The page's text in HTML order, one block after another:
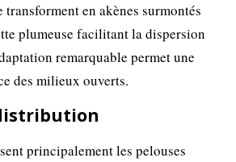
en akènes surmontés
plumeuse facilitant la dispersion
remarquable permet une
des milieux ouverts.
principalement les pelouses